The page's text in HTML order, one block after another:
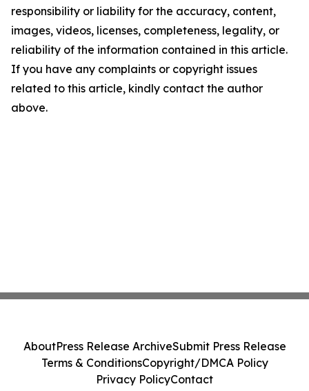
responsibility or liability for the accuracy, content,
images, videos, licenses, completeness, legality, or
reliability of the information contained in this article.
If you have any complaints or copyright issues
related to this article, kindly contact the author
above.
AboutPress Release ArchiveSubmit Press Release
Terms & ConditionsCopyright/DMCA Policy
Privacy PolicyContact